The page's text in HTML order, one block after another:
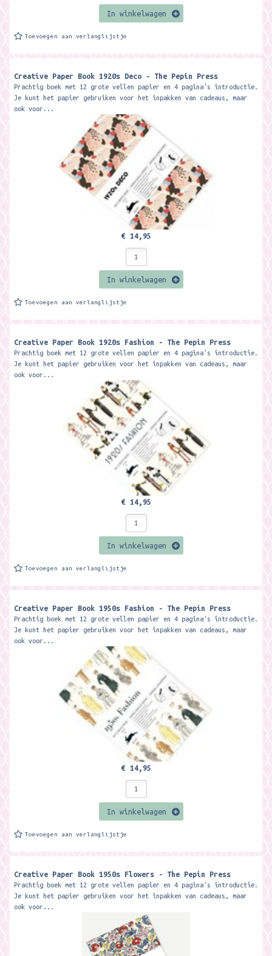
In winkelwagen
Toevoegen aan verlanglijstje
Creative Paper Book 1920s Deco - The Pepin Press
Prachtig boek met 12 grote vellen papier en 4 pagina's introductie.
Je kunt het papier gebruiken voor het inpakken van cadeaus, maar
ook voor...
€ 14,95
In winkelwagen
Toevoegen aan verlanglijstje
Creative Paper Book 1920s Fashion - The Pepin Press
Prachtig boek met 12 grote vellen papier en 4 pagina's introductie.
Je kunt het papier gebruiken voor het inpakken van cadeaus, maar
ook voor...
€ 14,95
In winkelwagen
Toevoegen aan verlanglijstje
Creative Paper Book 1950s Fashion - The Pepin Press
Prachtig boek met 12 grote vellen papier en 4 pagina's introductie.
Je kunt het papier gebruiken voor het inpakken van cadeaus, maar
ook voor...
€ 14,95
In winkelwagen
Toevoegen aan verlanglijstje
Creative Paper Book 1950s Flowers - The Pepin Press
Prachtig boek met 12 grote vellen papier en 4 pagina's introductie.
Je kunt het papier gebruiken voor het inpakken van cadeaus, maar
ook voor...